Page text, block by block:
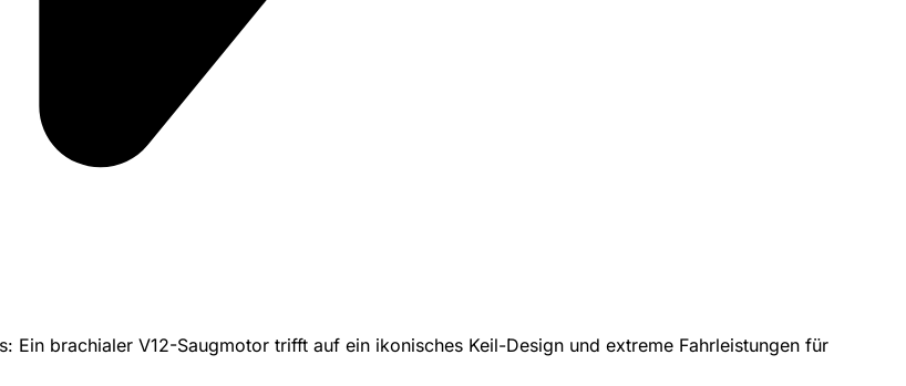
brachialer V12-Saugmotor trifft auf ein ikonisches Keil-Design und extreme Fahrleistungen für